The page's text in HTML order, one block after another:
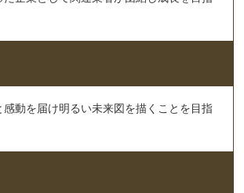
感動を届け明るい未来図を描くことを目指